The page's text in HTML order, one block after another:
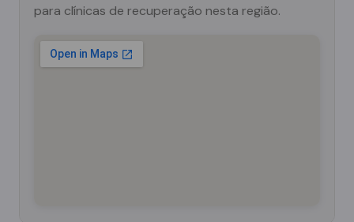
para clínicas de recuperação nesta região.